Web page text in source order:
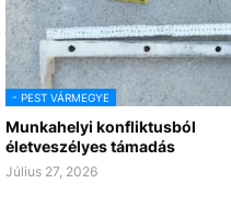
- PEST VÁRMEGYE
Munkahelyi konfliktusból
életveszélyes támadás
Július 27, 2026